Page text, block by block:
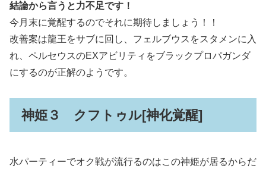
結論から言うと力不足です！
今月末に覚醒するのでそれに期待しましょう！！
改善案は龍王をサブに回し、フェルブウスをスタメンに入
れ、ペルセウスのEXアビリティをブラックプロパガンダ
にするのが正解のようです。
神姫３ クフトゥル[神化覚醒]
水パーティーでオク戦が流行るのはこの神姫が居るからだ